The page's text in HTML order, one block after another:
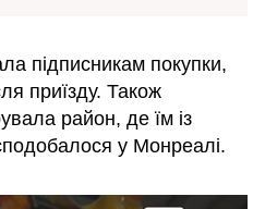
підписникам покупки,
приїзду. Також
район, де їм із
у Монреалі.